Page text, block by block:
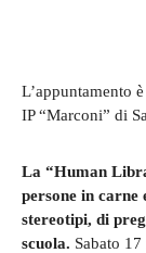
L’appuntamento
IP “Marconi” di
La “Human
persone in carne
stereotipi, di
scuola. Sabato